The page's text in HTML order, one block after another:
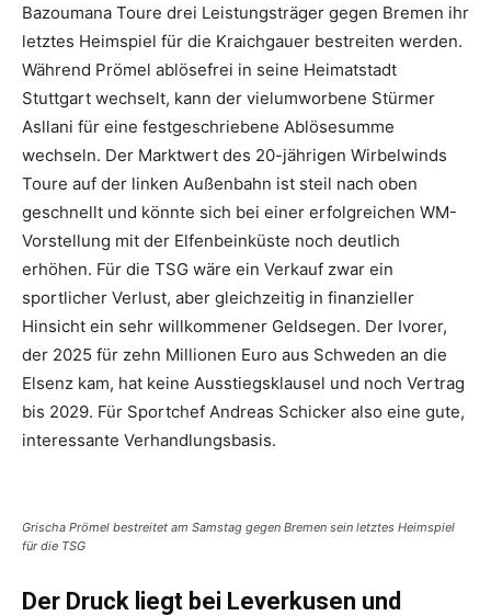
Bazoumana Toure drei Leistungsträger gegen Bremen ihr
letztes Heimspiel für die Kraichgauer bestreiten werden.
Während Prömel ablösefrei in seine Heimatstadt
Stuttgart wechselt, kann der vielumworbene Stürmer
Asllani für eine festgeschriebene Ablösesumme
wechseln. Der Marktwert des 20-jährigen Wirbelwinds
Toure auf der linken Außenbahn ist steil nach oben
geschnellt und könnte sich bei einer erfolgreichen WM-
Vorstellung mit der Elfenbeinküste noch deutlich
erhöhen. Für die TSG wäre ein Verkauf zwar ein
sportlicher Verlust, aber gleichzeitig in finanzieller
Hinsicht ein sehr willkommener Geldsegen. Der Ivorer,
der 2025 für zehn Millionen Euro aus Schweden an die
Elsenz kam, hat keine Ausstiegsklausel und noch Vertrag
bis 2029. Für Sportchef Andreas Schicker also eine gute,
interessante Verhandlungsbasis.
Grischa Prömel bestreitet am Samstag gegen Bremen sein letztes Heimspiel
für die TSG
Der Druck liegt bei Leverkusen und